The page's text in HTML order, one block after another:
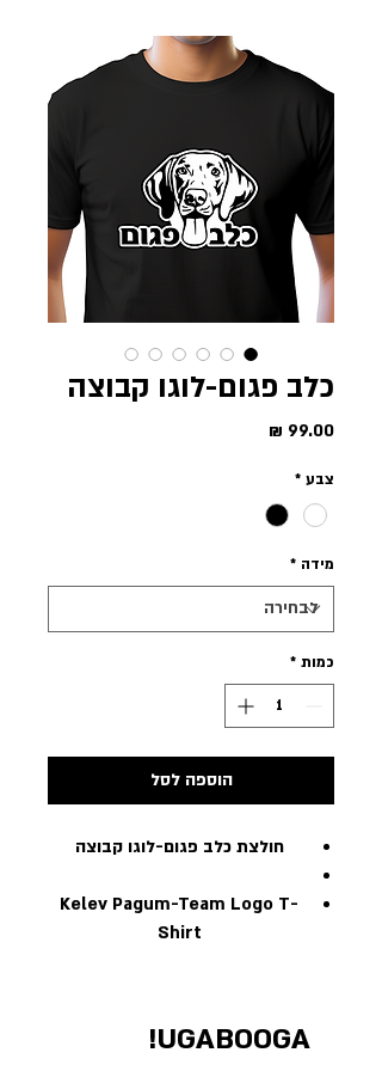
כלב פגום-לוגו קבוצה
צבע *
מידה *
כמות *
הוספה לסל
חולצת כלב פגום-לוגו קבוצה
Kelev Pagum-Team Logo T-
Shirt
UGABOOGA!